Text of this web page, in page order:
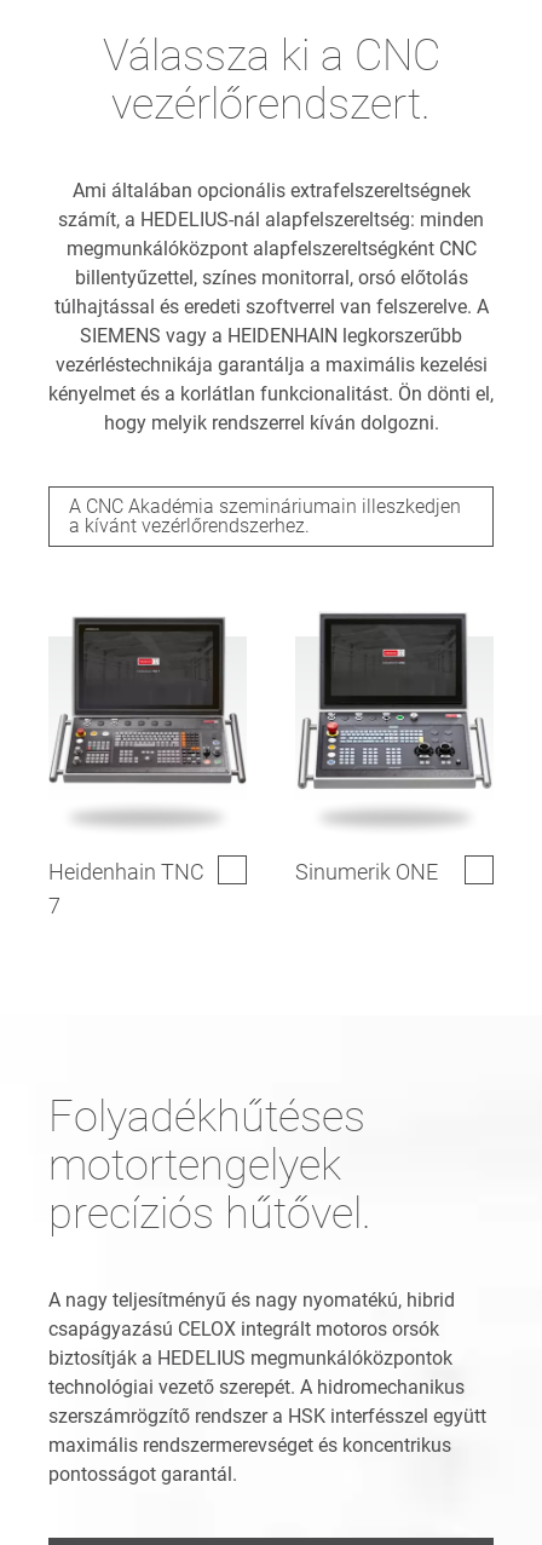
Válassza ki a CNC
vezérlőrendszert.
Ami általában opcionális extrafelszereltségnek
számít, a HEDELIUS-nál alapfelszereltség: minden
megmunkálóközpont alapfelszereltségként CNC
billentyűzettel, színes monitorral, orsó előtolás
túlhajtással és eredeti szoftverrel van felszerelve. A
SIEMENS vagy a HEIDENHAIN legkorszerűbb
vezérléstechnikája garantálja a maximális kezelési
kényelmet és a korlátlan funkcionalitást. Ön dönti el,
hogy melyik rendszerrel kíván dolgozni.
A CNC Akadémia szemináriumain illeszkedjen
a kívánt vezérlőrendszerhez.
Heidenhain TNC
7
Sinumerik ONE
Folyadékhűtéses
motortengelyek
precíziós hűtővel.
A nagy teljesítményű és nagy nyomatékú, hibrid
csapágyazású CELOX integrált motoros orsók
biztosítják a HEDELIUS megmunkálóközpontok
technológiai vezető szerepét. A hidromechanikus
szerszámrögzítő rendszer a HSK interfésszel együtt
maximális rendszermerevséget és koncentrikus
pontosságot garantál.